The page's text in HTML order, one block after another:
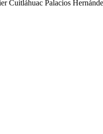
Cuitláhuac Palacios